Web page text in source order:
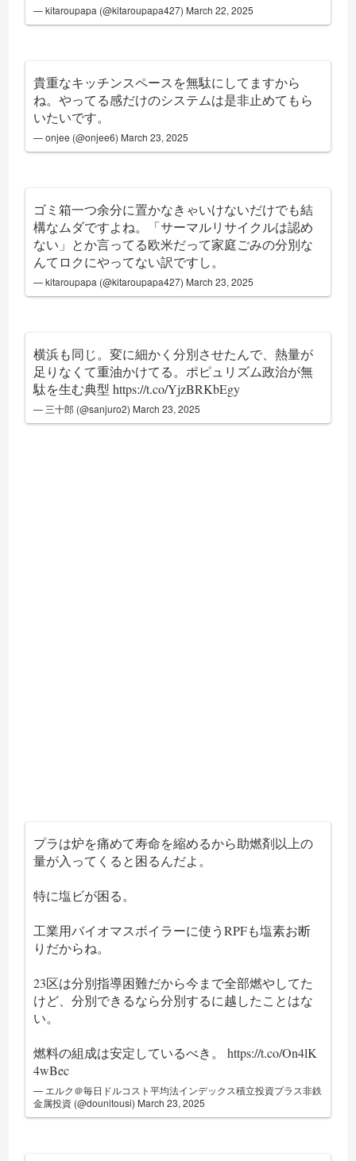
— kitaroupapa (@kitaroupapa427) March 22, 2025
貴重なキッチンスペースを無駄にしてますから
ね。やってる感だけのシステムは是非止めてもら
いたいです。
— onjee (@onjee6) March 23, 2025
ゴミ箱一つ余分に置かなきゃいけないだけでも結
構なムダですよね。「サーマルリサイクルは認め
ない」とか言ってる欧米だって家庭ごみの分別な
んてロクにやってない訳ですし。
— kitaroupapa (@kitaroupapa427) March 23, 2025
横浜も同じ。変に細かく分別させたんで、熱量が
足りなくて重油かけてる。ポピュリズム政治が無
駄を生む典型https://t.co/YjzBRKbEgy
— 三十郎 (@sanjuro2) March 23, 2025
プラは炉を痛めて寿命を縮めるから助燃剤以上の
量が入ってくると困るんだよ。
特に塩ビが困る。
工業用バイオマスボイラーに使うRPFも塩素お断
りだからね。
23区は分別指導困難だから今まで全部燃やしてた
けど、分別できるなら分別するに越したことはな
い。
燃料の組成は安定しているべき。https://t.co/On4lK
4wBec
— エルク＠毎日ドルコスト平均法インデックス積立投資プラス非鉄
金属投資 (@dounitousi) March 23, 2025